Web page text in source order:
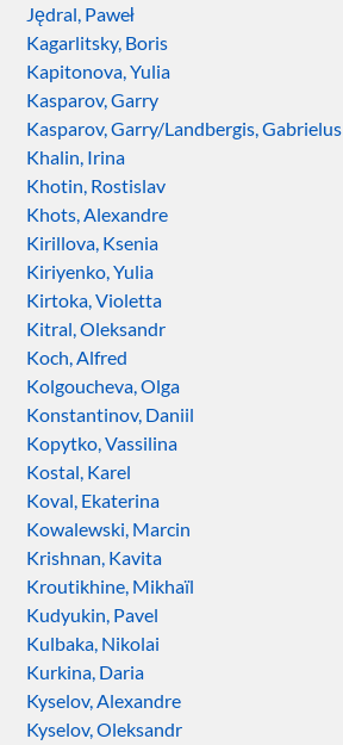
Jędral, Paweł
Kagarlitsky, Boris
Kapitonova, Yulia
Kasparov, Garry
Kasparov, Garry/Landbergis, Gabrielus
Khalin, Irina
Khotin, Rostislav
Khots, Alexandre
Kirillova, Ksenia
Kiriyenko, Yulia
Kirtoka, Violetta
Kitral, Oleksandr
Koch, Alfred
Kolgoucheva, Olga
Konstantinov, Daniil
Kopytko, Vassilina
Kostal, Karel
Koval, Ekaterina
Kowalewski, Marcin
Krishnan, Kavita
Kroutikhine, Mikhaïl
Kudyukin, Pavel
Kulbaka, Nikolai
Kurkina, Daria
Kyselov, Alexandre
Kyselov, Oleksandr